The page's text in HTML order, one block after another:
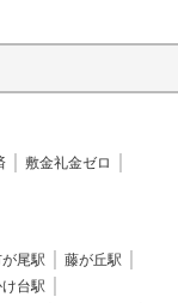
敷金礼金ゼロ
尾駅
藤が丘駅
台駅